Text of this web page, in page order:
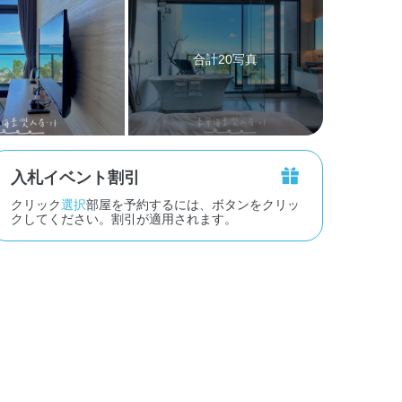
合計20写真
入札イベント割引
クリック選択部屋を予約するには、ボタンをクリッ
クしてください。割引が適用されます。